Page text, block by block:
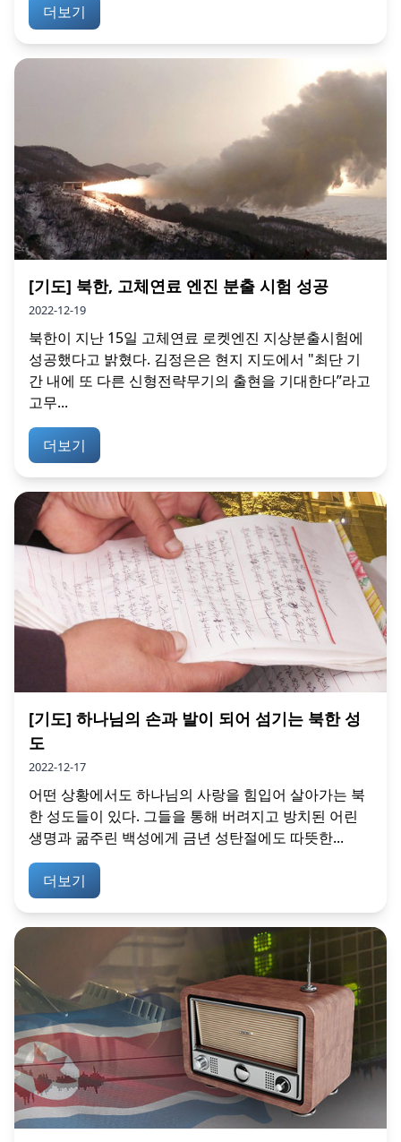
더보기
[기도] 북한, 고체연료 엔진 분출 시험 성공
2022-12-19
북한이 지난 15일 고체연료 로켓엔진 지상분출시험에
성공했다고 밝혔다. 김정은은 현지 지도에서 "최단 기
간 내에 또 다른 신형전략무기의 출현을 기대한다”라고
고무...
더보기
[기도] 하나님의 손과 발이 되어 섬기는 북한 성
도
2022-12-17
어떤 상황에서도 하나님의 사랑을 힘입어 살아가는 북
한 성도들이 있다. 그들을 통해 버려지고 방치된 어린
생명과 굶주린 백성에게 금년 성탄절에도 따뜻한...
더보기